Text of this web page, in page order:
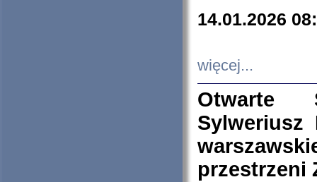
14.01.2026
więcej...
Otwarte
Sylweriusz
przestrzeni